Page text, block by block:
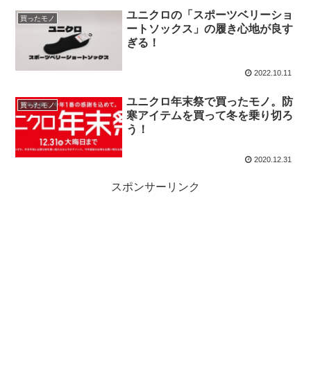
買ったモノ
ユニクロの「スポーツベリーショ
ートソックス」の履き心地が良す
ぎる！
2022.10.11
買ったモノ
ユニクロ年末祭で買ったモノ。防
寒アイテムを買って冬を乗り切ろ
う！
2020.12.31
スポンサーリンク